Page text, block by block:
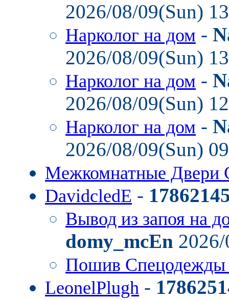
2026/08/09(Sun)
Нарколог на дом -
2026/08/09(Sun)
Нарколог на дом -
2026/08/09(Sun)
Нарколог на дом -
2026/08/09(Sun)
Межкомнатные Двери
DavidcledE -
Вывод из запоя на
domy_mcEn
Пошив
LeonelPlugh -